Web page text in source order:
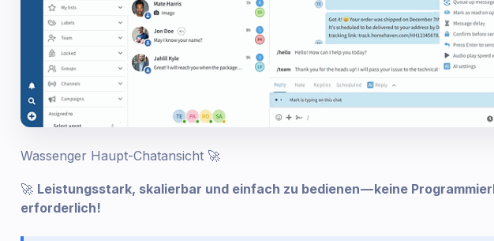
Wassenger Haupt-Chatansicht 🚀
🚀 Leistungsstark, skalierbar und einfach zu bedienen — keine
erforderlich!